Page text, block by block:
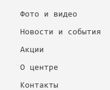
Фото и видео
Новости и события
Акции
О центре
Контакты